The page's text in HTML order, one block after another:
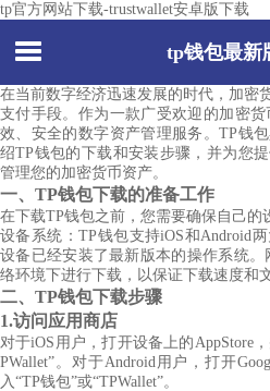
tp官方网站下载-trustwallet安卓版下载
tp钱包最新
在当前数字经济迅速发展的时代，加密
支付手段。作为一款广受欢迎的加密
效、安全的数字资产管理服务。TP钱
绍TP钱包的下载和安装步骤，并为您
管理您的加密货币资产。
一、TP钱包下载的准备工作
在下载TP钱包之前，您需要确保自己的
设备系统：TP钱包支持iOS和Android
设备已经安装了最新版本的操作系统
络环境下进行下载，以保证下载速度和
二、TP钱包下载步骤
1.访问应用商店
对于iOS用户，打开设备上的AppStore
PWallet”。对于Android用户，打开
入“TP钱包”或“TPWallet”。